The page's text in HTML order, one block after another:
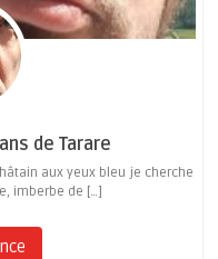
de Tarare
aux yeux bleu je cherche
imberbe de […]